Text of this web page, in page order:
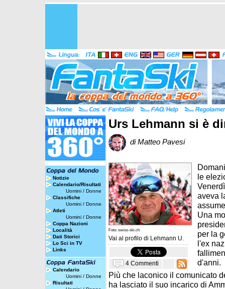
Notizie
Calendario/Risultati
Uomini / Donne
Classifiche
Uomini / Donne
Atleti
Uomini / Donne
Coppa Nazioni
Località
Dati Storici
Lo Sci in TV
Links
Calendario
Uomini / Donne
Risultati
Urs Lehmann si è
di Matteo Pavesi
Foto: swiss-ski.ch
Vai al profilo di Lehmann U.
4 Commenti
le
aveva
Una
per la
l'ex
d'anni.
Più che laconico il comunicato
ha lasciato il suo incarico di